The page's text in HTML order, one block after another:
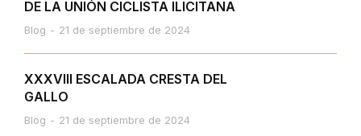
DE LA UNIÓN CICLISTA ILICITANA
Blog 21 de septiembre de 2024
XXXVIII ESCALADA CRESTA DEL
GALLO
Blog 21 de septiembre de 2024